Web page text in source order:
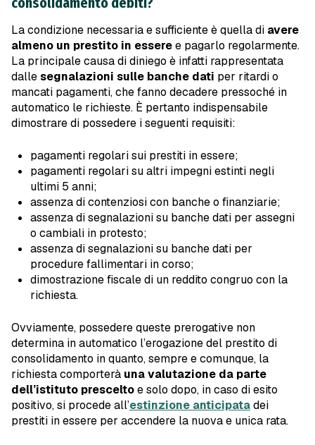
La condizione necessaria e sufficiente è quella di avere
almeno un prestito in esseree pagarlo regolarmente.
La principale causa di diniego è infatti rappresentata
dallesegnalazioni sulle banche dati per ritardi o
mancati pagamenti, che fanno decadere pressoché in
automatico le richieste. È pertanto indispensabile
dimostrare di possedere i seguenti requisiti:
pagamenti regolari sui prestiti in essere;
pagamenti regolari su altri impegni estinti negli
ultimi 5 anni;
assenza di contenziosi con banche o finanziarie;
assenza di segnalazioni su banche dati per assegni
o cambiali in protesto;
assenza di segnalazioni su banche dati per
procedure fallimentari in corso;
dimostrazione fiscale di un reddito congruo con la
richiesta.
Ovviamente, possedere queste prerogative non
determina in automatico l’erogazione del prestito di
consolidamento in quanto, sempre e comunque, la
richiesta comporterà una valutazione da parte
dell’istituto presceltoe solo dopo, in caso di esito
positivo, si procede all’estinzione anticipatadei
prestiti in essere per accendere la nuova e unica rata.